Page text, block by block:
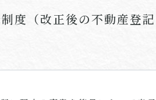
度（改正後の不動産登記